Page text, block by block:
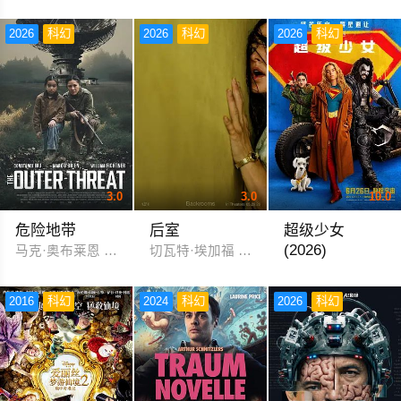
2026 科幻
3.0
危险地带
马克·奥布莱恩 吴恬敏
2026 科幻
3.0
后室
切瓦特·埃加福 雷娜特·赖因斯夫 芬恩·本
2026 科幻
10.0
超级少女
(2026)
2016 科幻 2024 科幻 2026 科幻